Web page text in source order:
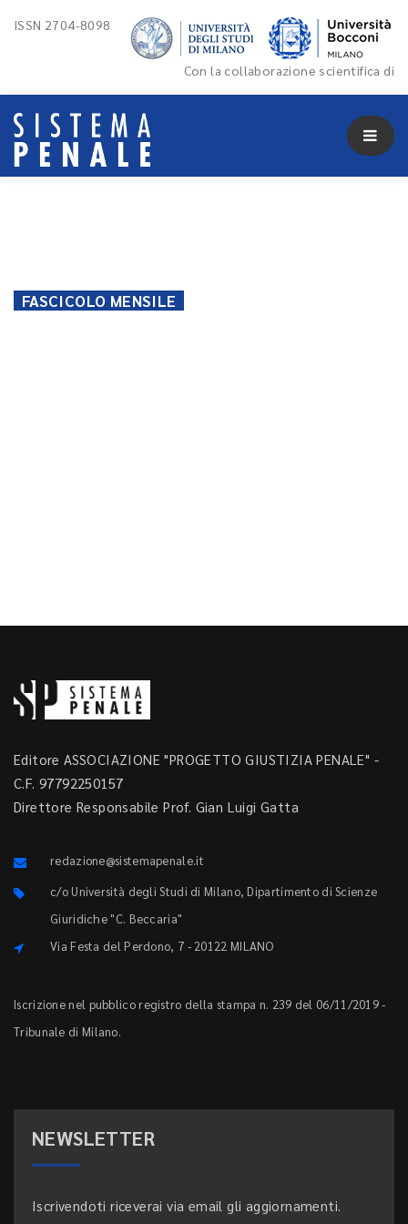
ISSN 2704-8098
Con la collaborazione scientifica di
FASCICOLO MENSILE
Editore ASSOCIAZIONE "PROGETTO GIUSTIZIA PENALE" -
C.F. 97792250157
Direttore Responsabile Prof. Gian Luigi Gatta
redazione@sistemapenale.it
c/o Università degli Studi di Milano, Dipartimento di Scienze
Giuridiche "C. Beccaria"
Via Festa del Perdono, 7 - 20122 MILANO
Iscrizione nel pubblico registro della stampa n. 239 del 06/11/2019 -
Tribunale di Milano.
NEWSLETTER
Iscrivendoti riceverai via email gli aggiornamenti.